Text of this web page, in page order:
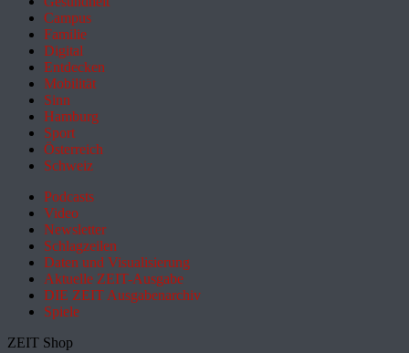
Campus
Familie
Digital
Entdecken
Mobilität
Sinn
Hamburg
Sport
Österreich
Schweiz
Podcasts
Video
Newsletter
Schlagzeilen
Daten und Visualisierung
Aktuelle ZEIT-Ausgabe
DIE ZEIT Ausgabenarchiv
Spiele
ZEIT Shop